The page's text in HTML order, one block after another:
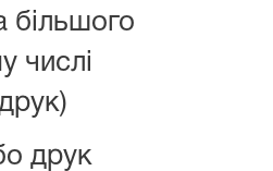
більшого
числі
друк